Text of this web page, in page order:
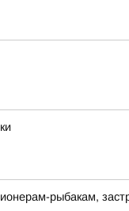
рыбакам,